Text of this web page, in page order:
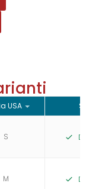
USA
S
M